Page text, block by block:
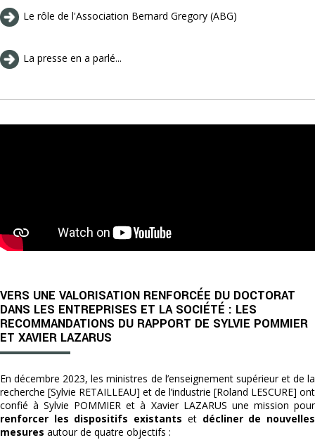
Le rôle de l'Association Bernard Gregory (ABG)
La presse en a parlé...
VERS UNE VALORISATION RENFORCÉE DU DOCTORAT
DANS LES ENTREPRISES ET LA SOCIÉTÉ : LES
RECOMMANDATIONS DU RAPPORT DE SYLVIE POMMIER
ET XAVIER LAZARUS
En décembre 2023, les ministres de l’enseignement supérieur et de la
recherche [Sylvie RETAILLEAU] et de l’industrie [Roland LESCURE] ont
confié à Sylvie POMMIER et à Xavier LAZARUS une mission pour
renforcer les dispositifs existants et décliner de nouvelles
mesures autour de quatre objectifs :